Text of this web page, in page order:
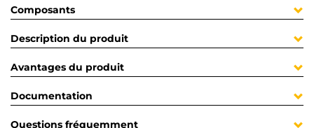
Composants
Description du produit
Avantages du produit
Documentation
Questions fréquemment